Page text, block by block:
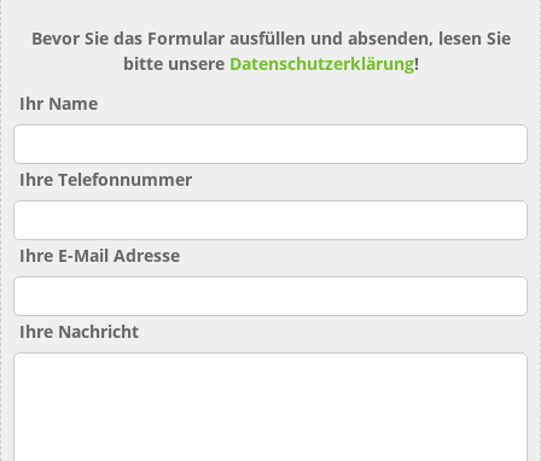
Bevor Sie das Formular ausfüllen und absenden, lesen Sie
bitte unsere Datenschutzerklärung!
Ihr Name
Ihre Telefonnummer
Ihre E-Mail Adresse
Ihre Nachricht